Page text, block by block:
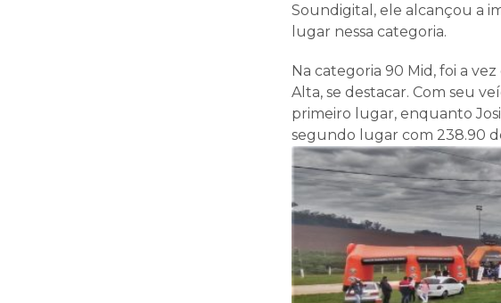
Soundigital, ele alcançou a
lugar nessa categoria.
Na categoria 90 Mid, foi a
Alta, se destacar. Com seu
primeiro lugar, enquanto
segundo lugar com 238.90